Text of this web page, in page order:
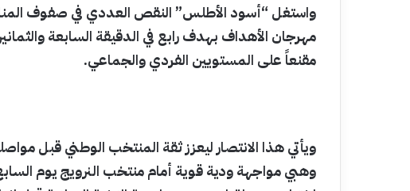
واستغل “أسود الأطلس” النقص العددي في صفوف
مهرجان الأهداف بهدف رابع في الدقيقة السابعة
مقنعاً على المستويين الفردي والجماعي.
ويأتي هذا الانتصار ليعزز ثقة المنتخب الوطني قبل
وهبي مواجهة ودية قوية أمام منتخب النرويج يوم السابع